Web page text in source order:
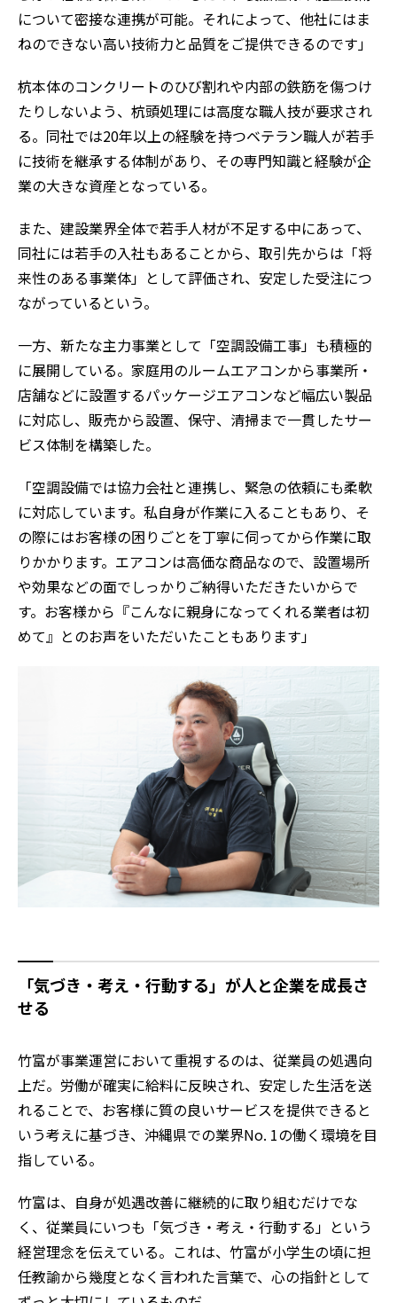
について密接な連携が可能。それによって、他社にはま
ねのできない高い技術力と品質をご提供できるのです」
杭本体のコンクリートのひび割れや内部の鉄筋を傷つけ
たりしないよう、杭頭処理には高度な職人技が要求され
る。同社では20年以上の経験を持つベテラン職人が若手
に技術を継承する体制があり、その専門知識と経験が企
業の大きな資産となっている。
また、建設業界全体で若手人材が不足する中にあって、
同社には若手の入社もあることから、取引先からは「将
来性のある事業体」として評価され、安定した受注につ
ながっているという。
一方、新たな主力事業として「空調設備工事」も積極的
に展開している。家庭用のルームエアコンから事業所・
店舗などに設置するパッケージエアコンなど幅広い製品
に対応し、販売から設置、保守、清掃まで一貫したサー
ビス体制を構築した。
「空調設備では協力会社と連携し、緊急の依頼にも柔軟
に対応しています。私自身が作業に入ることもあり、そ
の際にはお客様の困りごとを丁寧に伺ってから作業に取
りかかります。エアコンは高価な商品なので、設置場所
や効果などの面でしっかりご納得いただきたいからで
す。お客様から『こんなに親身になってくれる業者は初
めて』とのお声をいただいたこともあります」
「気づき・考え・行動する」が人と企業を成長さ
せる
竹富が事業運営において重視するのは、従業員の処遇向
上だ。労働が確実に給料に反映され、安定した生活を送
れることで、お客様に質の良いサービスを提供できると
いう考えに基づき、沖縄県での業界No. 1の働く環境を目
指している。
竹富は、自身が処遇改善に継続的に取り組むだけでな
く、従業員にいつも「気づき・考え・行動する」という
経営理念を伝えている。これは、竹富が小学生の頃に担
任教諭から幾度となく言われた言葉で、心の指針として